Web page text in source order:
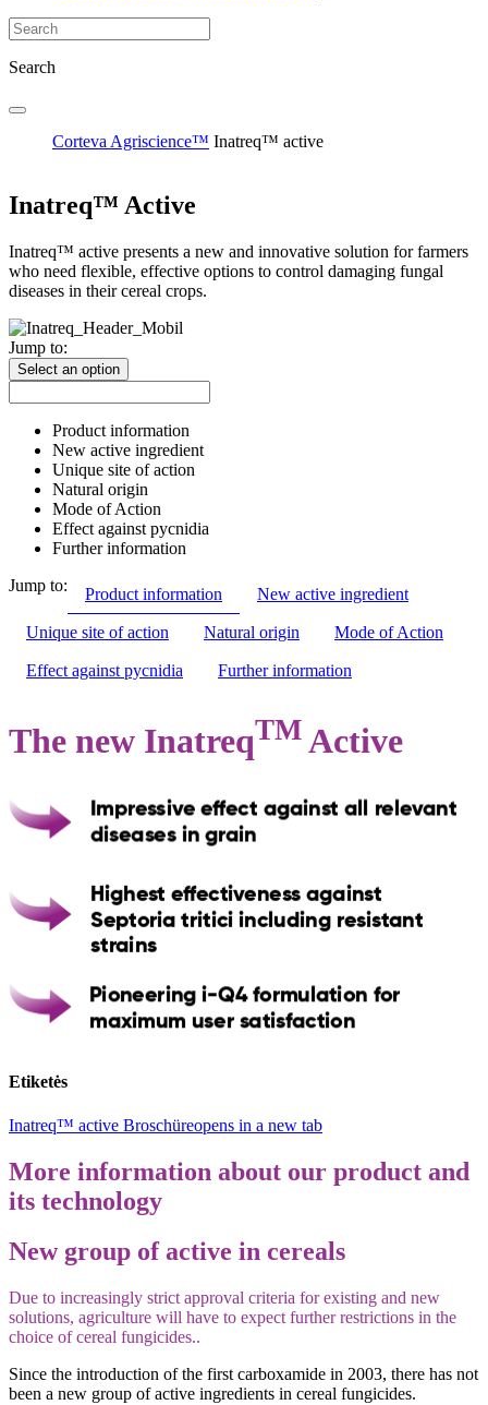
Search
Corteva Agriscience™ Inatreq™ active
Inatreq™ Active
Inatreq™ active presents a new and innovative solution for farmers
who need flexible, effective options to control damaging fungal
diseases in their cereal crops.
Jump to:
Select an option
Product information
New active ingredient
Unique site of action
Natural origin
Mode of Action
Effect against pycnidia
Further information
Jump to:
Product information New active ingredient
Unique site of action Natural origin Mode of Action
Effect against pycnidia Further information
The new InatreqTM Active
Etiketės
Inatreq™ active Broschüreopens in a new tab
More information about our product and
its technology
New group of active in cereals
Due to increasingly strict approval criteria for existing and new
solutions, agriculture will have to expect further restrictions in the
choice of cereal fungicides..
Since the introduction of the first carboxamide in 2003, there has not
been a new group of active ingredients in cereal fungicides.